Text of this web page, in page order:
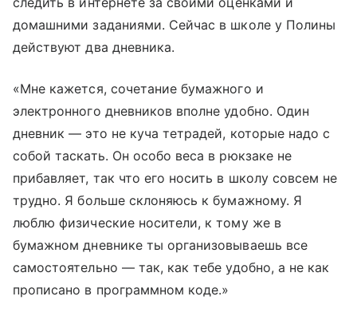
домашними заданиями. Сейчас в школе у Полины
действуют два дневника.
«Мне кажется, сочетание бумажного и
электронного дневников вполне удобно. Один
дневник — это не куча тетрадей, которые надо с
собой таскать. Он особо веса в рюкзаке не
прибавляет, так что его носить в школу совсем не
трудно. Я больше склоняюсь к бумажному. Я
люблю физические носители, к тому же в
бумажном дневнике ты организовываешь все
самостоятельно — так, как тебе удобно, а не как
прописано в программном коде.»